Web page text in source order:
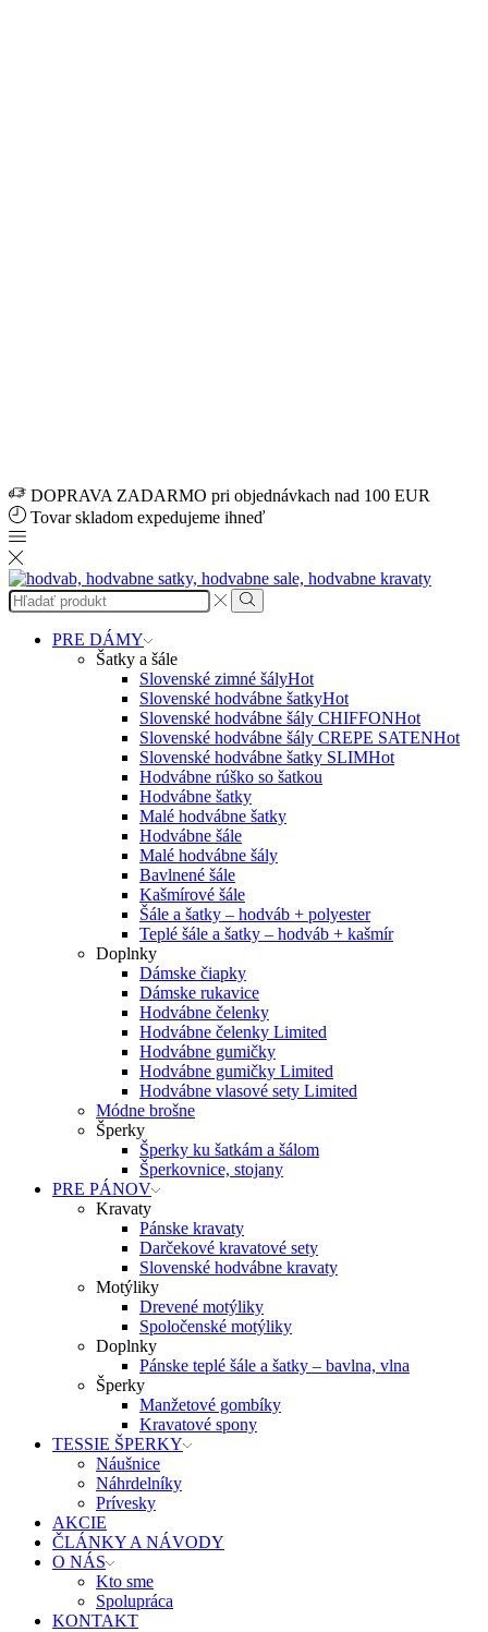
DOPRAVA ZADARMO pri objednávkach nad 100 EUR
Tovar skladom expedujeme ihneď
Search
input
Search
PRE DÁMY
Šatky a šále
Slovenské zimné šályHot
Slovenské hodvábne šatkyHot
Slovenské hodvábne šály CHIFFONHot
Slovenské hodvábne šály CREPE SATENHot
Slovenské hodvábne šatky SLIMHot
Hodvábne rúško so šatkou
Hodvábne šatky
Malé hodvábne šatky
Hodvábne šále
Malé hodvábne šály
Bavlnené šále
Kašmírové šále
Šále a šatky – hodváb + polyester
Teplé šále a šatky – hodváb + kašmír
Doplnky
Dámske čiapky
Dámske rukavice
Hodvábne čelenky
Hodvábne čelenky Limited
Hodvábne gumičky
Hodvábne gumičky Limited
Hodvábne vlasové sety Limited
Módne brošne
Šperky
Šperky ku šatkám a šálom
Šperkovnice, stojany
PRE PÁNOV
Kravaty
Pánske kravaty
Darčekové kravatové sety
Slovenské hodvábne kravaty
Motýliky
Drevené motýliky
Spoločenské motýliky
Doplnky
Pánske teplé šále a šatky – bavlna, vlna
Šperky
Manžetové gombíky
Kravatové spony
TESSIE ŠPERKY
Náušnice
Náhrdelníky
Prívesky
AKCIE
ČLÁNKY A NÁVODY
O NÁS
Kto sme
Spolupráca
KONTAKT